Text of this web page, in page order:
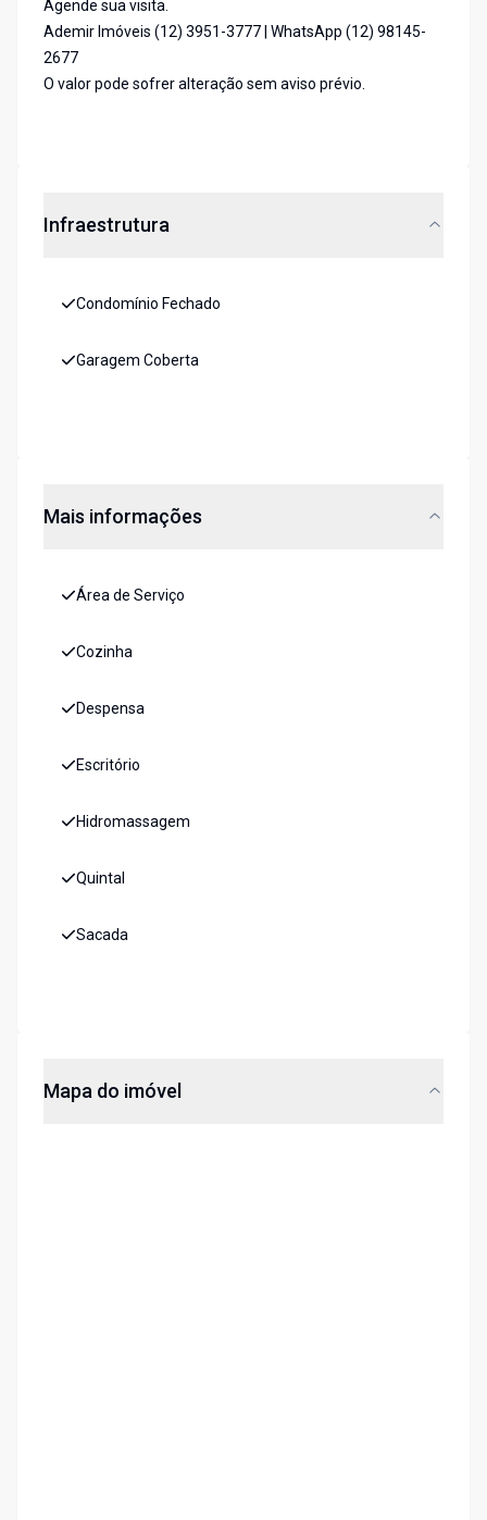
Agende sua visita.
Ademir Imóveis (12) 3951-3777 | WhatsApp (12) 98145-
2677
O valor pode sofrer alteração sem aviso prévio.
Infraestrutura
Condomínio Fechado
Garagem Coberta
Mais informações
Área de Serviço
Cozinha
Despensa
Escritório
Hidromassagem
Quintal
Sacada
Mapa do imóvel